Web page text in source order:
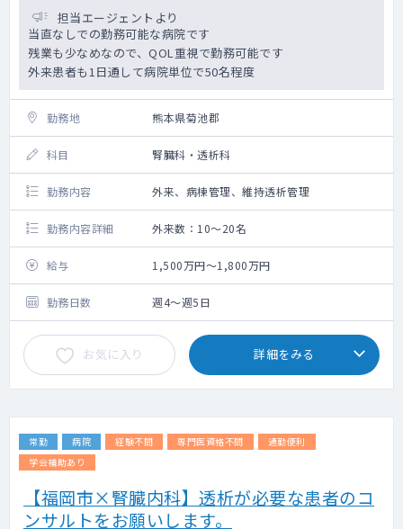
担当エージェントより
当直なしでの勤務可能な病院です
残業も少なめなので、QOL重視で勤務可能です
外来患者も1日通して病院単位で50名程度
勤務地 熊本県菊池郡
科目 腎臓科・透析科
勤務内容 外来、病棟管理、維持透析管理
勤務内容詳細 外来数：10～20名
給与 1,500万円～1,800万円
勤務日数 週4～週5日
お気に入り 詳細をみる
常勤 病院 経験不問 専門医資格不問
通勤便利
学会補助あり
【福岡市×腎臓内科】透析が必要な患者のコ
ンサルトをお願いします。